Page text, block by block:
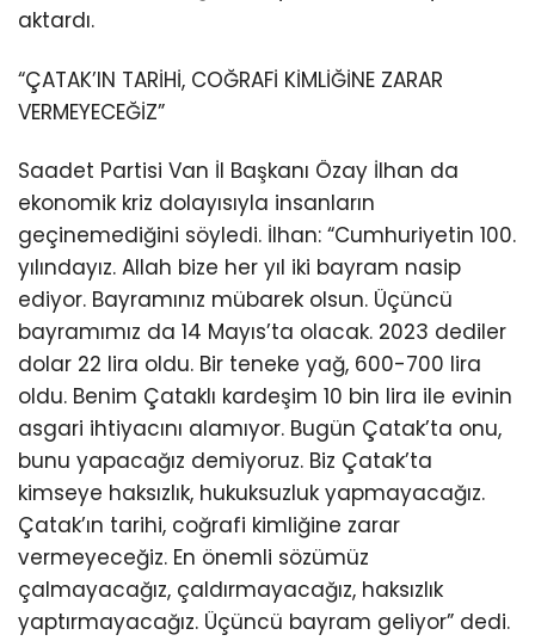
aktardı.
“ÇATAK’IN TARİHİ, COĞRAFİ KİMLİĞİNE ZARAR
VERMEYECEĞİZ”
Saadet Partisi Van İl Başkanı Özay İlhan da
ekonomik kriz dolayısıyla insanların
geçinemediğini söyledi. İlhan: “Cumhuriyetin 100.
yılındayız. Allah bize her yıl iki bayram nasip
ediyor. Bayramınız mübarek olsun. Üçüncü
bayramımız da 14 Mayıs’ta olacak. 2023 dediler
dolar 22 lira oldu. Bir teneke yağ, 600-700 lira
oldu. Benim Çataklı kardeşim 10 bin lira ile evinin
asgari ihtiyacını alamıyor. Bugün Çatak’ta onu,
bunu yapacağız demiyoruz. Biz Çatak’ta
kimseye haksızlık, hukuksuzluk yapmayacağız.
Çatak’ın tarihi, coğrafi kimliğine zarar
vermeyeceğiz. En önemli sözümüz
çalmayacağız, çaldırmayacağız, haksızlık
yaptırmayacağız. Üçüncü bayram geliyor” dedi.